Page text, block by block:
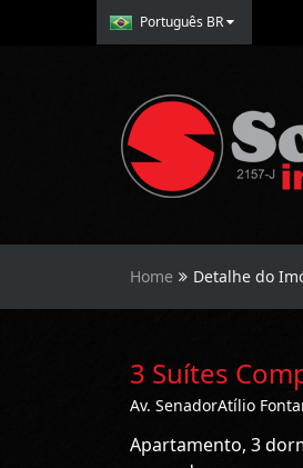
Português BR
Home Detalhe do
3 Suítes
Av. SenadorAtílio
Apartamento, 3